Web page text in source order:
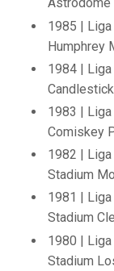
Astrodome
1985 | Liga
Humphrey
1984 |
1983 |
Comiskey
1982 |
Stadium
1981 | Liga
Stadium
1980 |
Stadium